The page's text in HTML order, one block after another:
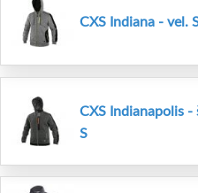
CXS Indiana - vel.
CXS Indianapolis
S